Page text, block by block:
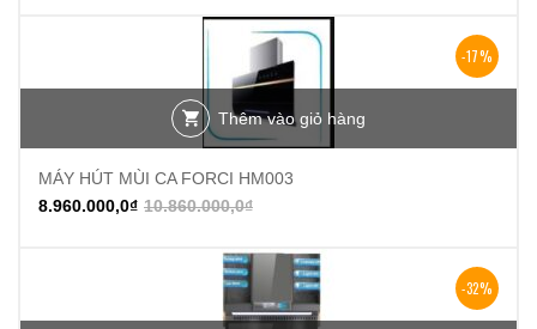
-17%
Thêm vào giỏ hàng
MÁY HÚT MÙI CA FORCI HM003
10.860.000,0₫
8.960.000,0₫
-32%